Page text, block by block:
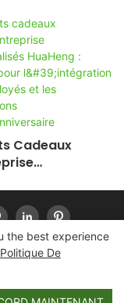
Cadeaux
Des
Et Les
the best experience
Politique De